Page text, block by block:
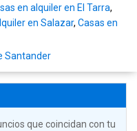
en alquiler en El Tarra,
en Salazar, Casas en
Santander
que coincidan con tu